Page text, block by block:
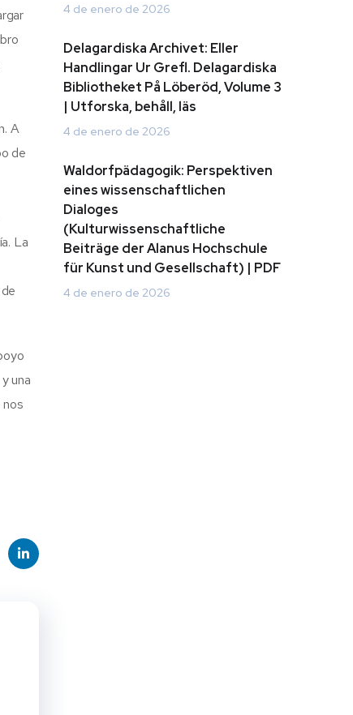
A
de
La
una
nos
4 de enero de 2026
Delagardiska Archivet: Eller
Handlingar Ur Grefl. Delagardiska
Bibliotheket På Löberöd, Volume 3
| Utforska, behåll, läs
4 de enero de 2026
Waldorfpädagogik: Perspektiven
eines wissenschaftlichen
Dialoges
(Kulturwissenschaftliche
Beiträge der Alanus Hochschule
für Kunst und Gesellschaft) | PDF
4 de enero de 2026